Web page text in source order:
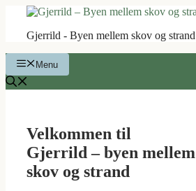
indholdGjerrild - Byen mellem skov og strand
Menu
Velkommen til
Gjerrild – byen mellem
skov og strand